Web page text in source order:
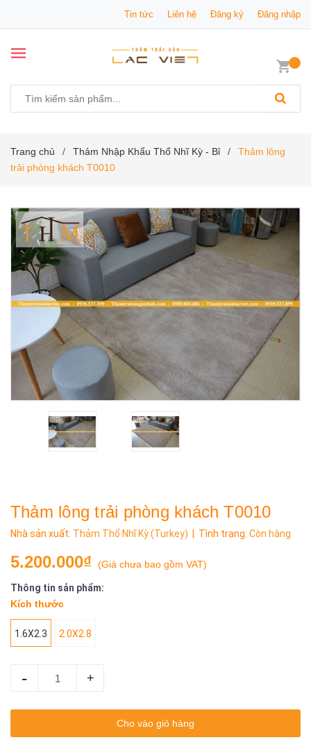
Tin tức Liên hệ Đăng ký Đăng nhập
Trang chủ / Thảm Nhập Khẩu Thổ Nhĩ Kỳ - Bỉ /
Thảm lông
trải phòng khách T0010
Thảm lông trải phòng khách T0010
Nhà sản xuất: Thảm Thổ Nhĩ Kỳ (Turkey) | Tình trạng: Còn hàng
5.200.000₫ (Giá chưa bao gồm VAT)
Thông tin sản phẩm:
Kích thước
1.6X2.3 2.0X2.8
- +
Cho vào giỏ hàng